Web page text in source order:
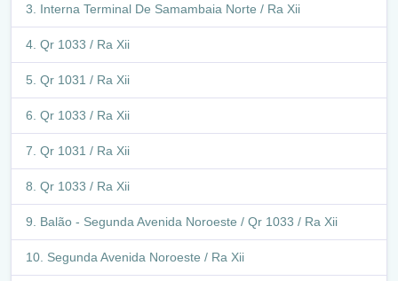
Interna Terminal De Samambaia Norte / Ra Xii
Qr 1033 / Ra Xii
Qr 1031 / Ra Xii
Qr 1033 / Ra Xii
Qr 1031 / Ra Xii
Qr 1033 / Ra Xii
Balão - Segunda Avenida Noroeste / Qr 1033 / Ra Xii
Segunda Avenida Noroeste / Ra Xii